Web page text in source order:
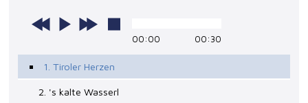
00:00 00:30
1. Tiroler Herzen
2. 's kalte Wasserl